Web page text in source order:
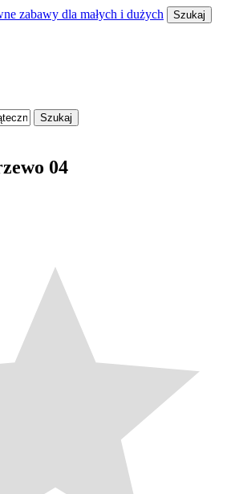
Szukaj
Szukaj
04